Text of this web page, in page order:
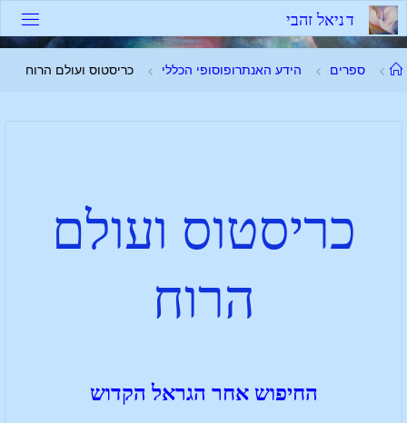
דניאל זהבי
ספרים הידע האנתרופוסופי הכללי כריסטוס ועולם הרוח
כריסטוס ועולם
הרוח
החיפוש אחר הגראל הקדוש